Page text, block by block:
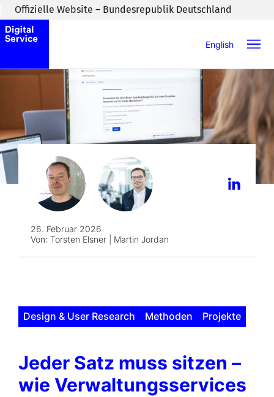
Zum Inhaltsbereich wechseln
Offizielle Website – Bundesrepublik Deutschland
English
26. Februar 2026
Von: Torsten Elsner | Martin Jordan
Design & User Research Methoden Projekte
Jeder Satz muss sitzen –
wie Verwaltungsservices